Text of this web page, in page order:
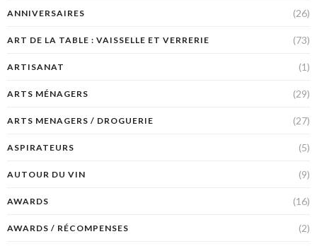
ANNIVERSAIRES (26)
ART DE LA TABLE : VAISSELLE ET VERRERIE (73)
ARTISANAT (1)
ARTS MÉNAGERS (29)
ARTS MENAGERS / DROGUERIE (27)
ASPIRATEURS (5)
AUTOUR DU VIN (9)
AWARDS (16)
AWARDS / RÉCOMPENSES (2)